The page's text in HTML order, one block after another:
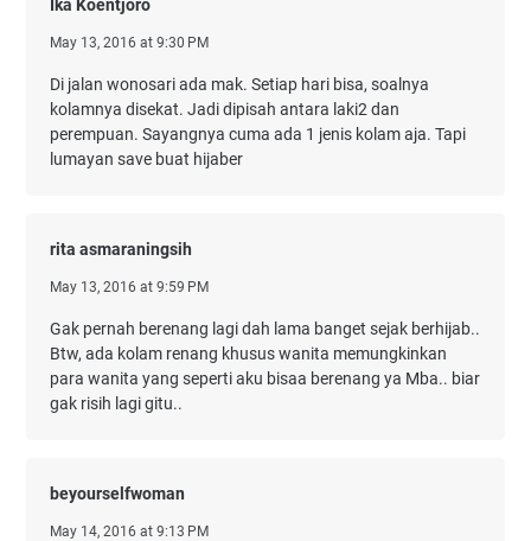
Ika Koentjoro
May 13, 2016 at 9:30 PM
Di jalan wonosari ada mak. Setiap hari bisa, soalnya
kolamnya disekat. Jadi dipisah antara laki2 dan
perempuan. Sayangnya cuma ada 1 jenis kolam aja. Tapi
lumayan save buat hijaber
rita asmaraningsih
May 13, 2016 at 9:59 PM
Gak pernah berenang lagi dah lama banget sejak berhijab..
Btw, ada kolam renang khusus wanita memungkinkan
para wanita yang seperti aku bisaa berenang ya Mba.. biar
gak risih lagi gitu..
beyourselfwoman
May 14, 2016 at 9:13 PM